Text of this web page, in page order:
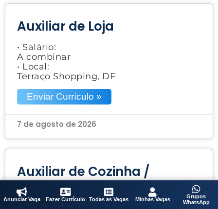
Auxiliar de Loja
• Salário:
A combinar
• Local:
Terraço Shopping, DF
Enviar Currículo »
7 de agosto de 2026
Auxiliar de Cozinha /
Saladeiro
Anunciar Vaga Fazer Currículo Todas as Vagas Minhas Vagas
Grupos
WhatsApp